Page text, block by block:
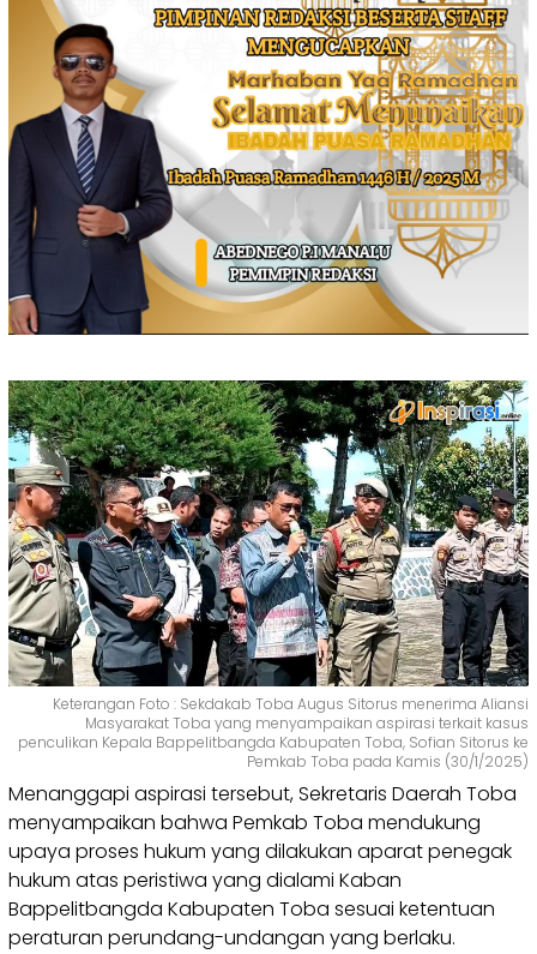
Keterangan Foto : Sekdakab Toba Augus Sitorus menerima Aliansi
Masyarakat Toba yang menyampaikan aspirasi terkait kasus
penculikan Kepala Bappelitbangda Kabupaten Toba, Sofian Sitorus ke
Pemkab Toba pada Kamis (30/1/2025)
Menanggapi aspirasi tersebut, Sekretaris Daerah Toba
menyampaikan bahwa Pemkab Toba mendukung
upaya proses hukum yang dilakukan aparat penegak
hukum atas peristiwa yang dialami Kaban
Bappelitbangda Kabupaten Toba sesuai ketentuan
peraturan perundang-undangan yang berlaku.